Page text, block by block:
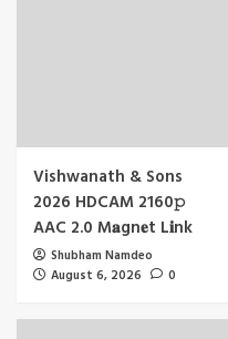
Vishwanath & Sons
2026 HDCAM 2160𝚙
AAC 2.0 M𝐚gn𝐞t L𝐢nk
Shubham Namdeo
August 6, 2026
0